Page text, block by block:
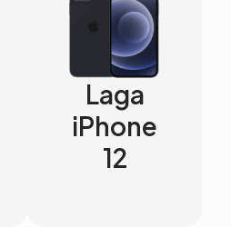
Laga
iPhone
12